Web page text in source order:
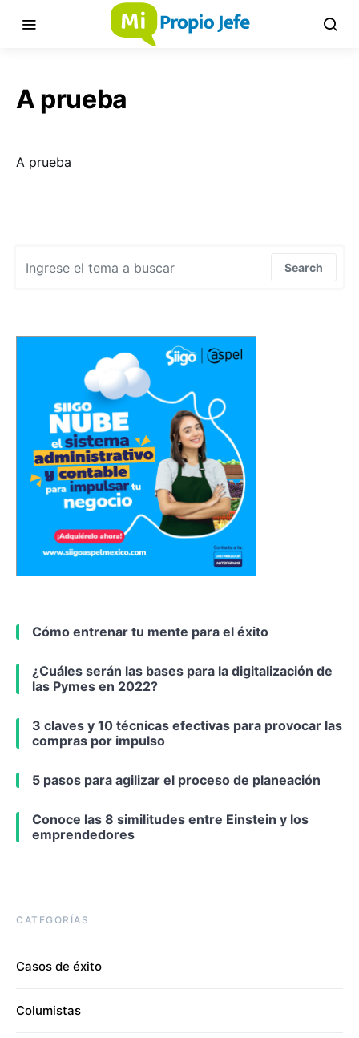
A prueba
A prueba
Search
Cómo entrenar tu mente para el éxito
¿Cuáles serán las bases para la digitalización de
las Pymes en 2022?
3 claves y 10 técnicas efectivas para provocar las
compras por impulso
5 pasos para agilizar el proceso de planeación
Conoce las 8 similitudes entre Einstein y los
emprendedores
CATEGORÍAS
Casos de éxito
Columistas